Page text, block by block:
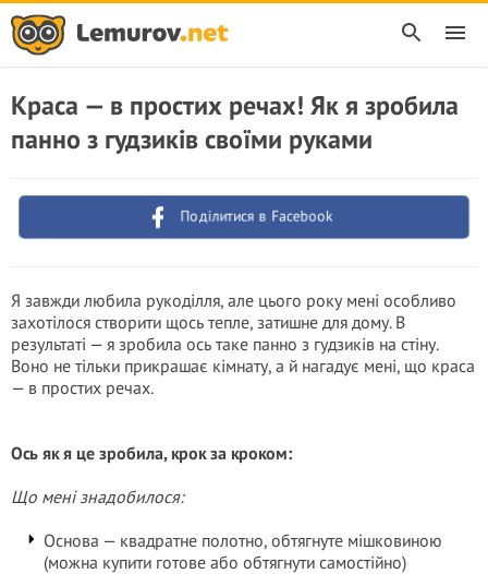
Краса — в простих речах! Як я зробила
панно з гудзиків своїми руками
Поділитися в Facebook
Я завжди любила рукоділля, але цього року мені особливо
захотілося створити щось тепле, затишне для дому. В
результаті — я зробила ось таке панно з гудзиків на стіну.
Воно не тільки прикрашає кімнату, а й нагадує мені, що краса
— в простих речах.
Ось як я це зробила, крок за кроком:
Що мені знадобилося:
Основа — квадратне полотно, обтягнуте мішковиною
(можна купити готове або обтягнути самостійно)